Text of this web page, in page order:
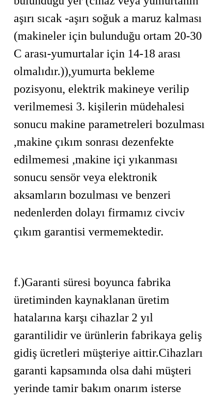
aşırı sıcak -aşırı soğuk a maruz kalması
(makineler için bulunduğu ortam 20-30
C arası-yumurtalar için 14-18 arası
olmalıdır.)),yumurta bekleme
pozisyonu, elektrik makineye verilip
verilmemesi 3. kişilerin müdehalesi
sonucu makine parametreleri bozulması
,makine çıkım sonrası dezenfekte
edilmemesi ,makine içi yıkanması
sonucu sensör veya elektronik
aksamların bozulması ve benzeri
nedenlerden dolayı firmamız civciv
çıkım garantisi vermemektedir.
f.)Garanti süresi boyunca fabrika
üretiminden kaynaklanan üretim
hatalarına karşı cihazlar 2 yıl
garantilidir ve ürünlerin fabrikaya geliş
gidiş ücretleri müşteriye aittir.Cihazları
garanti kapsamında olsa dahi müşteri
yerinde tamir bakım onarım isterse